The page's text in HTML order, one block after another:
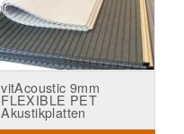
vitAcoustic 9mm
FLEXIBLE PET
Akustikplatten